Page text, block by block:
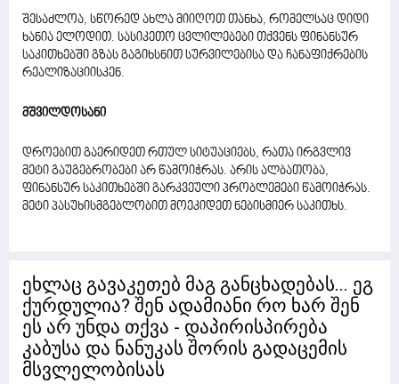
შესაძლოა, სწორედ ახლა მიიღოთ თანხა, რომელსაც დიდი
ხანია ელოდით. სასიკეთო ცვლილებები თქვენს ფინანსურ
საკითხებში გზას გაგიხსნით სურვილებისა და ჩანაფიქრების
რეალიზაციისკენ.
მშვილდოსანი
დროებით გაერიდეთ რთულ სიტუაციებს, რათა ირგვლივ
მეტი გაუგებრობები არ წამოიჭრას. არის ალბათობა,
ფინანსურ საკითხებში გარკვეული პრობლემები წამოიჭრას.
მეტი პასუხისმგებლობით მოეკიდეთ ნებისმიერ საკითხს.
ეხლაც გავაკეთებ მაგ განცხადებას... ეგ
ქურდულია? შენ ადამიანი რო ხარ შენ
ეს არ უნდა თქვა - დაპირისპირება
კაბუსა და ნანუკას შორის გადაცემის
მსვლელობისას